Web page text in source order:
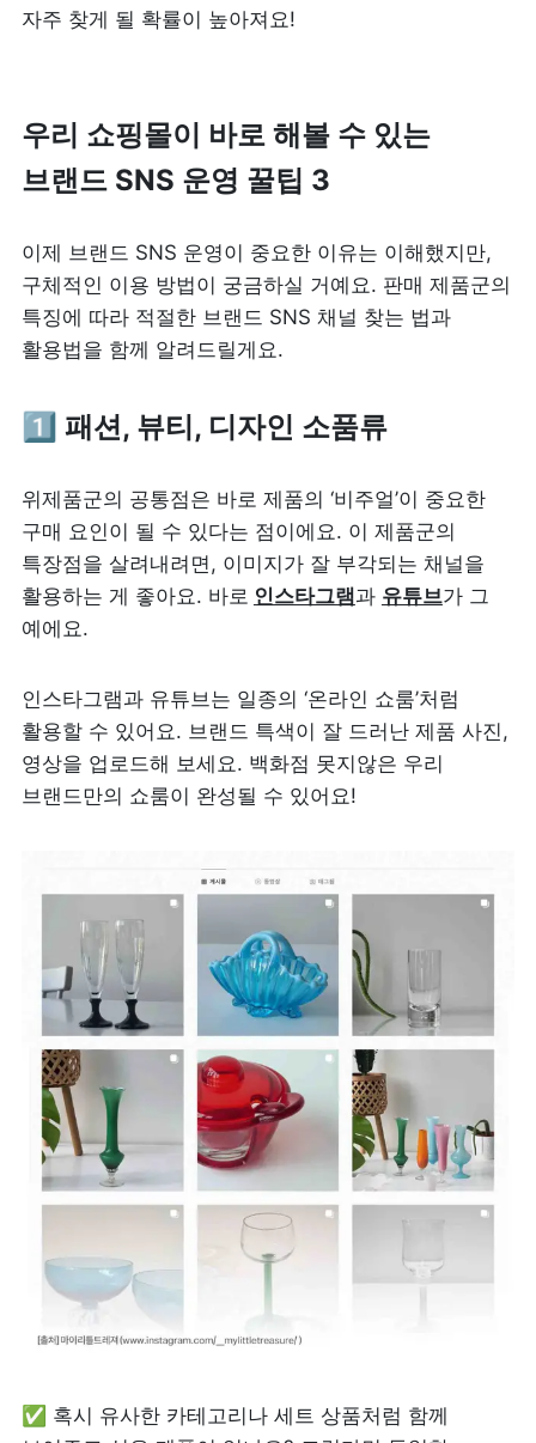
자주 찾게 될 확률이 높아져요!
우리 쇼핑몰이 바로 해볼 수 있는
브랜드 SNS 운영 꿀팁 3
이제 브랜드 SNS 운영이 중요한 이유는 이해했지만,
구체적인 이용 방법이 궁금하실 거예요. 판매 제품군의
특징에 따라 적절한 브랜드 SNS 채널 찾는 법과
활용법을 함께 알려드릴게요.
1️⃣ 패션, 뷰티, 디자인 소품류
위제품군의 공통점은 바로 제품의 ‘비주얼’이 중요한
구매 요인이 될 수 있다는 점이에요. 이 제품군의
특장점을 살려내려면, 이미지가 잘 부각되는 채널을
활용하는 게 좋아요. 바로 인스타그램과 유튜브가 그
예에요.
인스타그램과 유튜브는 일종의 ‘온라인 쇼룸’처럼
활용할 수 있어요. 브랜드 특색이 잘 드러난 제품 사진,
영상을 업로드해 보세요. 백화점 못지않은 우리
브랜드만의 쇼룸이 완성될 수 있어요!
✅ 혹시 유사한 카테고리나 세트 상품처럼 함께